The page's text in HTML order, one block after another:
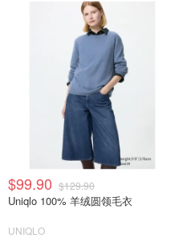
$99.90 $129.90
Uniqlo 100% 羊绒圆领毛衣
UNIQLO